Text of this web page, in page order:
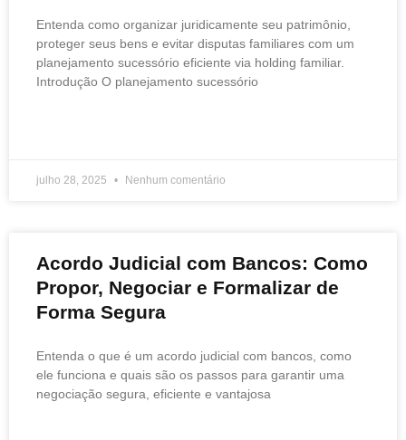
Entenda como organizar juridicamente seu patrimônio,
proteger seus bens e evitar disputas familiares com um
planejamento sucessório eficiente via holding familiar.
Introdução O planejamento sucessório
julho 28, 2025 Nenhum comentário
Acordo Judicial com Bancos: Como
Propor, Negociar e Formalizar de
Forma Segura
Entenda o que é um acordo judicial com bancos, como
ele funciona e quais são os passos para garantir uma
negociação segura, eficiente e vantajosa